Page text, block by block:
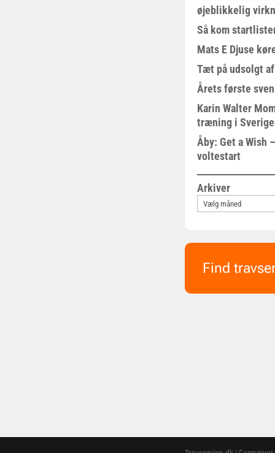
øjeblikkelig
Så kom
Mats E Djuse
Tæt på udsolgt
Årets første
Karin Walter
træning i Sverige
Åby: Get a Wish
voltestart
Arkiver
Find